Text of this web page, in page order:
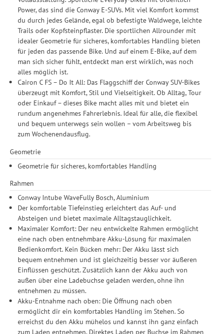
Power, das sind die Conway E-SUVs. Mit viel Komfort kommst
du durch jedes Gelände, egal ob befestigte Waldwege, leichte
Trails oder Kopfsteinpflaster. Die sportlichen Allrounder mit
idealer Geometrie für sicheres, komfortables Handling bieten
für jeden das passende Bike. Und auf einem E-Bike, auf dem
man sich sicher fühlt, entdeckt man erst wirklich, was noch
alles möglich ist.
Cairon C FS – Do It All: Das Flaggschiff der Conway SUV-Bikes
überzeugt mit Komfort, Stil und Vielseitigkeit. Ob Alltag, Tour
oder Einkauf – dieses Bike macht alles mit und bietet ein
rundum angenehmes Fahrerlebnis. Ideal für alle, die flexibel
und bequem unterwegs sein wollen – vom Arbeitsweg bis
zum Wochenendausflug.
Geometrie
Geometrie für sicheres, komfortables Handling
Rahmen
Conway Intube WaveFully Bosch, Aluminium
Der komfortable Tiefeinstieg erleichtert das Auf- und
Absteigen und bietet maximale Alltagstauglichkeit.
Maximaler Komfort: Der neu entwickelte Rahmen ermöglicht
eine nach oben entnehmbare Akku-Lösung für maximalen
Bedienkomfort. Kein Bücken mehr: Der Akku lässt sich
bequem entnehmen und ist gleichzeitig besser vor äußeren
Einflüssen geschützt. Zusätzlich kann der Akku auch von
außen über eine Ladebuchse geladen werden, ohne ihn
entnehmen zu müssen.
Akku-Entnahme nach oben: Die Öffnung nach oben
ermöglicht dir ein komfortables Handling im Stehen. So
erreichst du den Akku mühelos und kannst ihn ganz einfach
zum Laden entnehmen. Direktes Laden per Buchse im Rahmen